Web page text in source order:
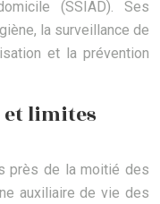
(SSIAD). Ses
la surveillance de
et la prévention
et limites
près de la moitié des
auxiliaire de vie des